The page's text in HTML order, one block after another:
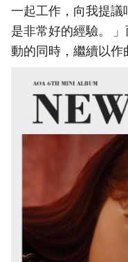
一起工作，向我提議
是非常好的經驗。
動的同時，繼續以作